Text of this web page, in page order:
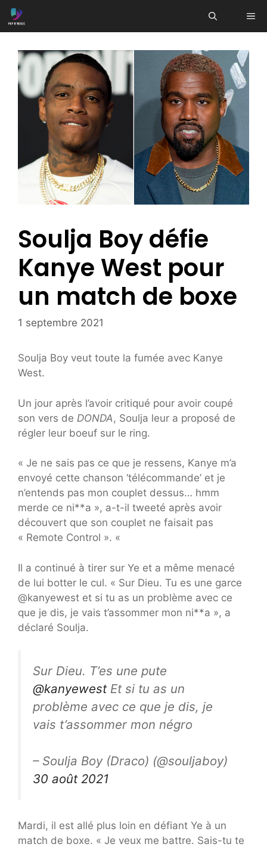
Aller
au
Soulja Boy défie
Kanye West pour
un match de boxe
1 septembre 2021
Soulja Boy veut toute la fumée avec Kanye
West.
Un jour après l’avoir critiqué pour avoir coupé
son vers de DONDA , Soulja leur a proposé de
régler leur boeuf sur le ring.
« Je ne sais pas ce que je ressens, Kanye m’a
envoyé cette chanson ‘télécommande’ et je
n’entends pas mon couplet dessus… hmm
merde ce ni**a », a-t-il tweeté après avoir
découvert que son couplet ne faisait pas
« Remote Control ». «
Il a continué à tirer sur Ye et a même menacé
de lui botter le cul. « Sur Dieu. Tu es une garce
@kanyewest et si tu as un problème avec ce
que je dis, je vais t’assommer mon ni**a », a
déclaré Soulja.
Sur Dieu. T’es une pute
@kanyewestEt si tu as un
problème avec ce que je dis, je
vais t’assommer mon négro
– Soulja Boy (Draco) (@souljaboy)
30 août 2021
Mardi, il est allé plus loin en défiant Ye à un
match de boxe. « Je veux me battre. Sais-tu te